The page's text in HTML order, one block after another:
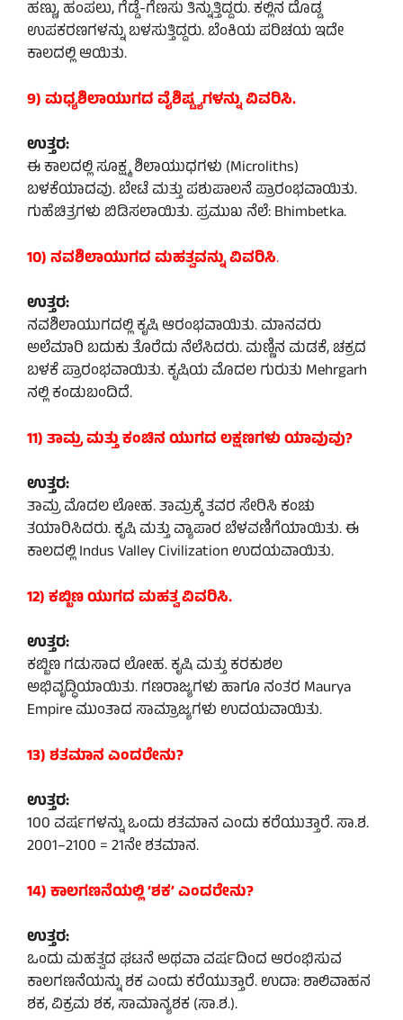
ಹಣ್ಣು, ಹಂಪಲು, ಗೆಡ್ಡೆ-ಗೆಣಸು ತಿನ್ನುತ್ತಿದ್ದರು. ಕಲ್ಲಿನ ದೊಡ್ಡ
ಉಪಕರಣಗಳನ್ನು ಬಳಸುತ್ತಿದ್ದರು. ಬೆಂಕಿಯ ಪರಿಚಯ ಇದೇ
ಕಾಲದಲ್ಲಿ ಆಯಿತು.
9) ಮಧ್ಯಶಿಲಾಯುಗದ ವೈಶಿಷ್ಟ್ಯಗಳನ್ನು ವಿವರಿಸಿ.
ಉತ್ತರ:
ಈ ಕಾಲದಲ್ಲಿ ಸೂಕ್ಷ್ಮ ಶಿಲಾಯುಧಗಳು (Microliths)
ಬಳಕೆಯಾದವು. ಬೇಟೆ ಮತ್ತು ಪಶುಪಾಲನೆ ಪ್ರಾರಂಭವಾಯಿತು.
ಗುಹೆಚಿತ್ರಗಳು ಬಿಡಿಸಲಾಯಿತು. ಪ್ರಮುಖ ನೆಲೆ: Bhimbetka.
10) ನವಶಿಲಾಯುಗದ ಮಹತ್ವವನ್ನು ವಿವರಿಸಿ.
ಉತ್ತರ:
ನವಶಿಲಾಯುಗದಲ್ಲಿ ಕೃಷಿ ಆರಂಭವಾಯಿತು. ಮಾನವರು
ಅಲೆಮಾರಿ ಬದುಕು ತೊರೆದು ನೆಲೆಸಿದರು. ಮಣ್ಣಿನ ಮಡಕೆ, ಚಕ್ರದ
ಬಳಕೆ ಪ್ರಾರಂಭವಾಯಿತು. ಕೃಷಿಯ ಮೊದಲ ಗುರುತು Mehrgarh
ನಲ್ಲಿ ಕಂಡುಬಂದಿದೆ.
11) ತಾಮ್ರ ಮತ್ತು ಕಂಚಿನ ಯುಗದ ಲಕ್ಷಣಗಳು ಯಾವುವು?
ಉತ್ತರ:
ತಾಮ್ರ ಮೊದಲ ಲೋಹ. ತಾಮ್ರಕ್ಕೆ ತವರ ಸೇರಿಸಿ ಕಂಚು
ತಯಾರಿಸಿದರು. ಕೃಷಿ ಮತ್ತು ವ್ಯಾಪಾರ ಬೆಳವಣಿಗೆಯಾಯಿತು. ಈ
ಕಾಲದಲ್ಲಿ Indus Valley Civilization ಉದಯವಾಯಿತು.
12) ಕಬ್ಬಿಣ ಯುಗದ ಮಹತ್ವ ವಿವರಿಸಿ.
ಉತ್ತರ:
ಕಬ್ಬಿಣ ಗಡುಸಾದ ಲೋಹ. ಕೃಷಿ ಮತ್ತು ಕರಕುಶಲ
ಅಭಿವೃದ್ಧಿಯಾಯಿತು. ಗಣರಾಜ್ಯಗಳು ಹಾಗೂ ನಂತರ Maurya
Empire ಮುಂತಾದ ಸಾಮ್ರಾಜ್ಯಗಳು ಉದಯವಾಯಿತು.
13) ಶತಮಾನ ಎಂದರೇನು?
ಉತ್ತರ:
100 ವರ್ಷಗಳನ್ನು ಒಂದು ಶತಮಾನ ಎಂದು ಕರೆಯುತ್ತಾರೆ. ಸಾ.ಶ.
2001–2100 = 21ನೇ ಶತಮಾನ.
14) ಕಾಲಗಣನೆಯಲ್ಲಿ ‘ಶಕ’ ಎಂದರೇನು?
ಉತ್ತರ:
ಒಂದು ಮಹತ್ವದ ಘಟನೆ ಅಥವಾ ವರ್ಷದಿಂದ ಆರಂಭಿಸುವ
ಕಾಲಗಣನೆಯನ್ನು ಶಕ ಎಂದು ಕರೆಯುತ್ತಾರೆ. ಉದಾ: ಶಾಲಿವಾಹನ
ಶಕ, ವಿಕ್ರಮ ಶಕ, ಸಾಮಾನ್ಯಶಕ (ಸಾ.ಶ.).